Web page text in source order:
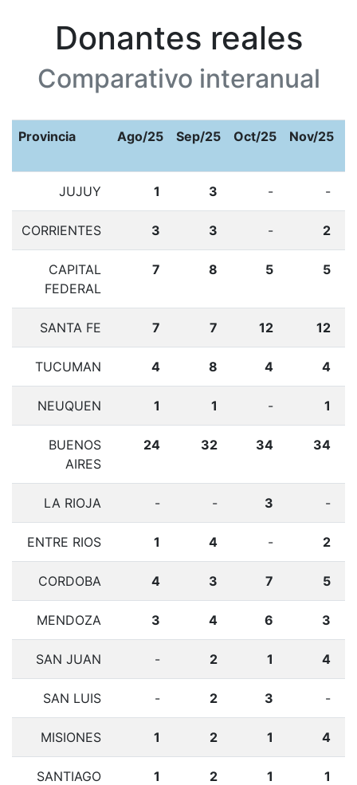
Donantes reales
Comparativo interanual
Provincia Ago/25 Sep/25 Oct/25 Nov/25
JUJUY 1 3 - -
CORRIENTES 3 3 - 2
CAPITAL
FEDERAL
7 8 5 5
SANTA FE 7 7 12 12
TUCUMAN 4 8 4 4
NEUQUEN 1 1 - 1
BUENOS
AIRES
24 32 34 34
LA RIOJA - - 3 -
ENTRE RIOS 1 4 - 2
CORDOBA 4 3 7 5
MENDOZA 3 4 6 3
SAN JUAN - 2 1 4
SAN LUIS - 2 3 -
MISIONES 1 2 1 4
SANTIAGO
1 2 1 1